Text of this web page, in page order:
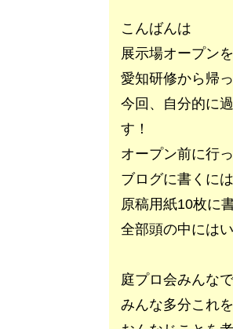
こんばんは
展示場オープン
愛知研修から帰
今回、自分的に
す！
オープン前に行
ブログに書くに
原稿用紙10枚に
全部頭の中には
庭プロ会みんな
みんな多分これ